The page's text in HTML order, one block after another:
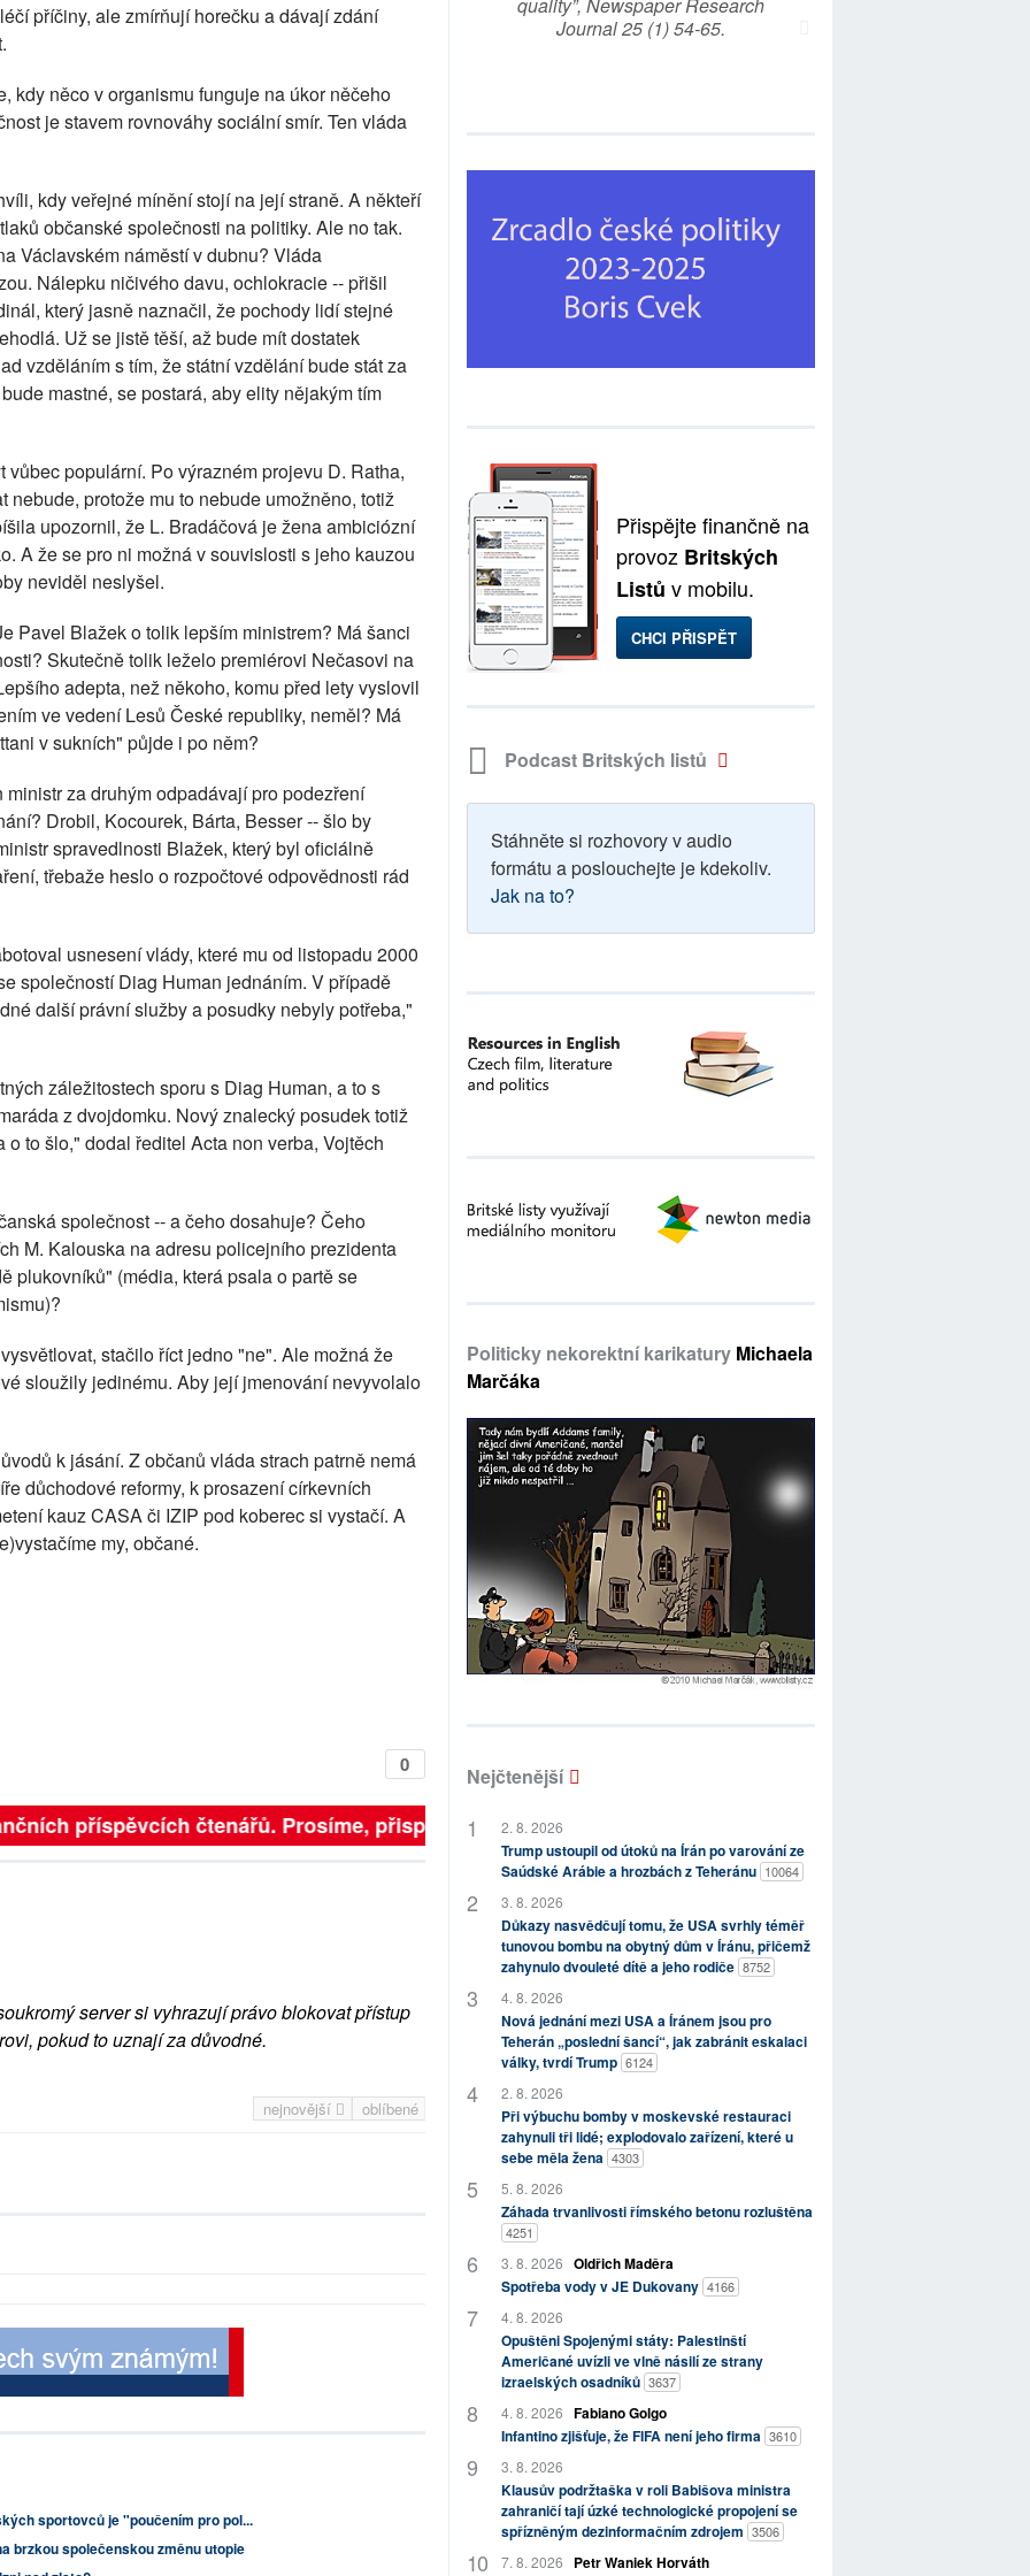
příčiny, ale zmírňují horečku a dávají zdání
kdy něco v organismu funguje na úkor něčeho
je stavem rovnováhy sociální smír. Ten vláda
kdy veřejné mínění stojí na její straně. A někteří
občanské společnosti na politiky. Ale no tak.
Václavském náměstí v dubnu? Vláda
Nálepku ničivého davu, ochlokracie -- přišil
který jasně naznačil, že pochody lidí stejné
Už se jistě těší, až bude mít dostatek
vzděláním s tím, že státní vzdělání bude stát za
mastné, se postará, aby elity nějakým tím
populární. Po výrazném projevu D. Ratha,
nebude, protože mu to nebude umožněno, totiž
upozornil, že L. Bradáčová je žena ambiciózní
A že se pro ni možná v souvislosti s jeho kauzou
neviděl neslyšel.
Pavel Blažek o tolik lepším ministrem? Má šanci
Skutečně tolik leželo premiérovi Nečasovi na
adepta, než někoho, komu před lety vyslovil
ve vedení Lesů České republiky, neměl? Má
v sukních" půjde i po něm?
za druhým odpadávají pro podezření
Drobil, Kocourek, Bárta, Besser -- šlo by
spravedlnosti Blažek, který byl oficiálně
třebaže heslo o rozpočtové odpovědnosti rád
usnesení vlády, které mu od listopadu 2000
společností Diag Human jednáním. V případě
další právní služby a posudky nebyly potřeba,"
záležitostech sporu s Diag Human, a to s
z dvojdomku. Nový znalecký posudek totiž
to šlo," dodal ředitel Acta non verba, Vojtěch
společnost -- a čeho dosahuje? Čeho
M. Kalouska na adresu policejního prezidenta
plukovníků" (média, která psala o partě se
stačilo říct jedno "ne". Ale možná že
sloužily jedinému. Aby její jmenování nevyvolalo
k jásání. Z občanů vláda strach patrně nemá
důchodové reformy, k prosazení církevních
kauz CASA či IZIP pod koberec si vystačí. A
my, občané.
0
příspěvcích čtenářů. Prosíme, přispějte. ➥
server si vyhrazují právo blokovat přístup
pokud to uznají za důvodné.
nejnovější oblíbené
sportovců je "poučením pro pol...
brzkou společenskou změnu utopie
Journal 25 (1) 54-65.
Přispějte finančně na
provoz Britských
Listů v mobilu.
CHCI PŘISPĚT
Podcast Britských listů
Stáhněte si rozhovory v audio
formátu a poslouchejte je kdekoliv.
Jak na to?
Politicky nekorektní karikatury Michaela
Marčáka
Nejčtenější
2. 8. 2026
Trump ustoupil od útoků na Írán po varování ze
Saúdské Arábie a hrozbách z Teheránu 10064
3. 8. 2026
Důkazy nasvědčují tomu, že USA svrhly téměř
tunovou bombu na obytný dům v Íránu, přičemž
zahynulo dvouleté dítě a jeho rodiče 8752
4. 8. 2026
Nová jednání mezi USA a Íránem jsou pro
Teherán „poslední šancí“, jak zabránit eskalaci
války, tvrdí Trump 6124
2. 8. 2026
Při výbuchu bomby v moskevské restauraci
zahynuli tři lidé; explodovalo zařízení, které u
sebe měla žena 4303
5. 8. 2026
Záhada trvanlivosti římského betonu rozluštěna
4251
3. 8. 2026 Oldřich Maděra
Spotřeba vody v JE Dukovany 4166
4. 8. 2026
Opuštěni Spojenými státy: Palestinští
Američané uvízli ve vlně násilí ze strany
izraelských osadníků 3637
4. 8. 2026 Fabiano Golgo
Infantino zjišťuje, že FIFA není jeho firma 3610
3. 8. 2026
Klausův podržtaška v roli Babišova ministra
zahraničí tají úzké technologické propojení se
spřízněným dezinformačním zdrojem 3506
7. 8. 2026
Petr Waniek Horváth